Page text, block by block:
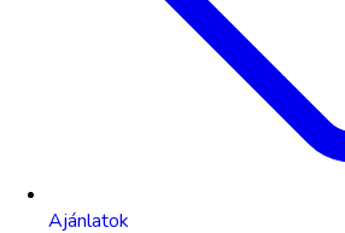
Ajánlatok